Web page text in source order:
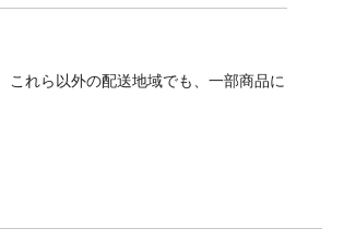
れら以外の配送地域でも、一部商品に